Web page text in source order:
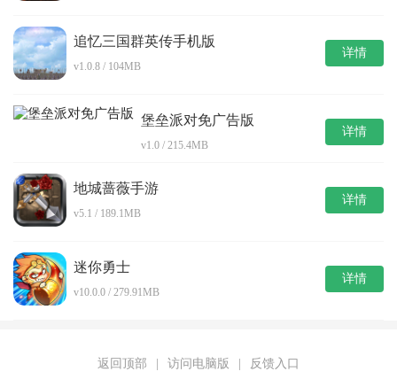
追忆三国群英传手机版
v1.0.8 / 104MB
详情
堡垒派对免广告版
v1.0 / 215.4MB
详情
地城蔷薇手游
v5.1 / 189.1MB
详情
迷你勇士
v10.0.0 / 279.91MB
详情
返回顶部 访问电脑版 反馈入口